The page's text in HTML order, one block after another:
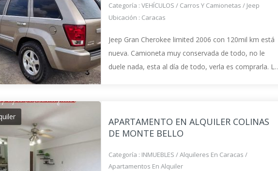
Categoría : VEHÍCULOS / Carros Y Camionetas / Jeep
Ubicación : Caracas
Jeep Gran Cherokee limited 2006 con 120mil km está
nueva. Camioneta muy conservada de todo, no le
duele nada, esta al día de todo, verla es comprarla. La
APARTAMENTO EN ALQUILER COLINAS
DE MONTE BELLO
Categoría : INMUEBLES /Alquileres En Caracas /
Apartamentos En Alquiler